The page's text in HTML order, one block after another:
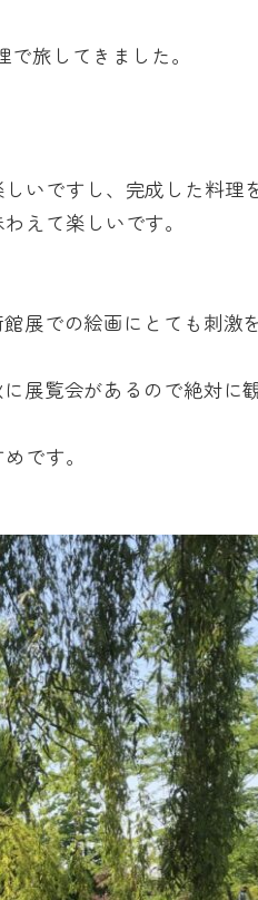
旅してきました。
いですし、完成した料理
えて楽しいです。
展での絵画にとても刺激
展覧会があるので絶対に
です。